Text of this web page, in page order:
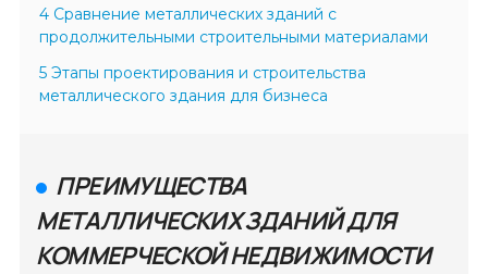
4 Сравнение металлических зданий с
продолжительными строительными материалами
5 Этапы проектирования и строительства
металлического здания для бизнеса
ПРЕИМУЩЕСТВА
МЕТАЛЛИЧЕСКИХ ЗДАНИЙ ДЛЯ
КОММЕРЧЕСКОЙ НЕДВИЖИМОСТИ